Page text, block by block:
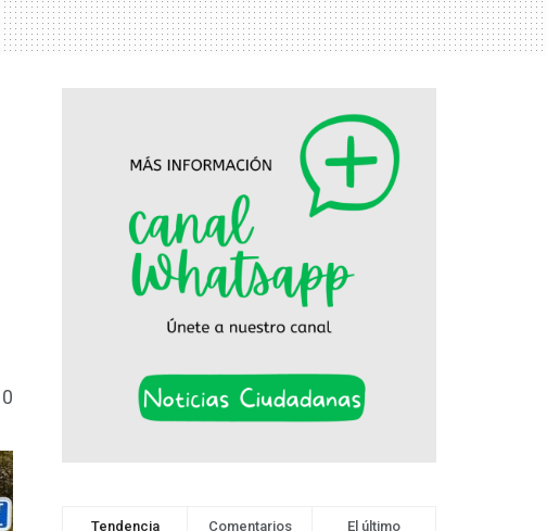
0
Tendencia Comentarios El último